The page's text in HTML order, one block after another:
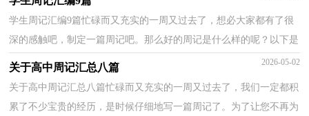
学生周记汇编9篇忙碌而又充实的一周又过去了，想必大家都有了很
深的感触吧，制定一篇周记吧。那么好的周记是什么样的呢？以下是
小编收集整理的学生周记9篇，仅供参考，希望能够帮助到...
关于高中周记汇总八篇 2026-05-02
关于高中周记汇总八篇忙碌而又充实的一周又过去了，我们一定都积
累了不少宝贵的经历，是时候仔细地写一篇周记了。为了让您不再为